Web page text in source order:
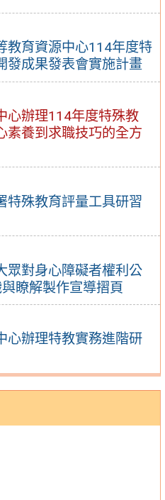
教育資源中心114年度特
發成果發表會實施計畫
心辦理114年度特殊教
素養到求職技巧的全方
特殊教育評量工具研習
眾對身心障礙者權利公
瞭解製作宣導摺頁
心辦理特教實務進階研